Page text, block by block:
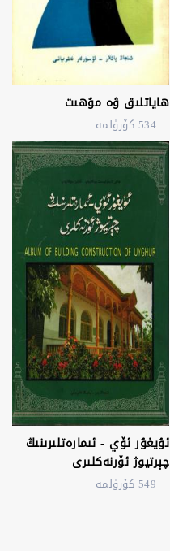
ھاياتلىق ۋە مۇھىت
534 كۆرۈلمە
ئۇيغۇر ئۆي - ئىمارەتلىرىنىڭ
چېرتيوژ ئۆرنەكلىرى
549 كۆرۈلمە